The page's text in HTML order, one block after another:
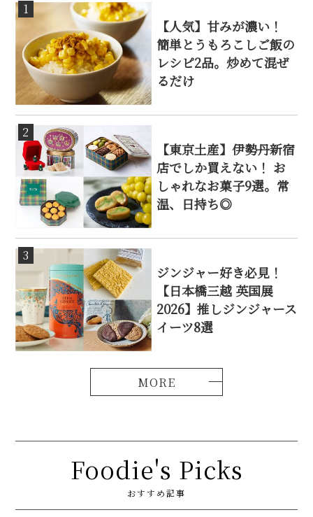
1
【人気】甘みが濃い！
簡単とうもろこしご飯の
レシピ2品。炒めて混ぜ
るだけ
2
【東京土産】伊勢丹新宿
店でしか買えない！ お
しゃれなお菓子9選。常
温、日持ち◎
3
ジンジャー好き必見！
【日本橋三越 英国展
2026】推しジンジャース
イーツ8選
Foodie's Picks
おすすめ記事